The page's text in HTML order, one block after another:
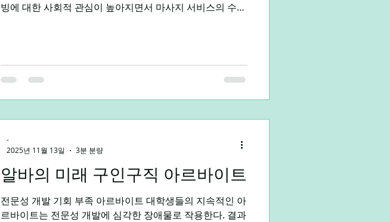
빙에 대한 사회적 관심이 높아지면서 마사지 서비스의 수요
서 마사지 서비스에 대한 대중의 인식은 여전히 왜곡되고
불균형적인 상태입니다. 많은 사람들이 마사지를 단순히 일
마사지 서비스 이용 과정에서 발생하는 주요 문제점은 크게
으로 인해 자격 미달의 서비스 제공자를 선택하는 경향이
지 않은 획일적인 마사지 서비스를 당연하게 받아들입니다.
알바의 미래 구인구직 아르바이트
전문성 개발 기회 부족 아르바이트 대학생들의 지속적인 아
르바이트는 전문성 개발에 심각한 장애물로 작용한다. 결과
-
2025년 11월 13일
3분 분량